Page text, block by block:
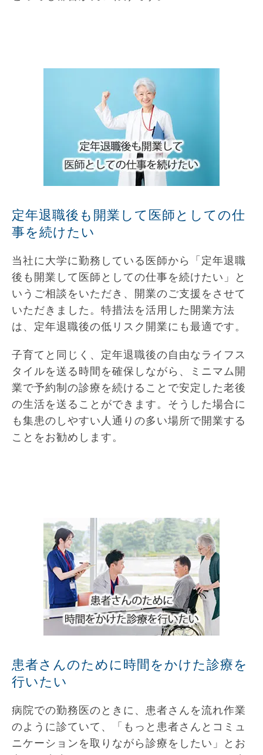
定年退職後も開業して医師としての仕
事を続けたい
当社に大学に勤務している医師から「定年退職
後も開業して医師としての仕事を続けたい」と
いうご相談をいただき、開業のご支援をさせて
いただきました。特措法を活用した開業方法
は、定年退職後の低リスク開業にも最適です。
子育てと同じく、定年退職後の自由なライフス
タイルを送る時間を確保しながら、ミニマム開
業で予約制の診療を続けることで安定した老後
の生活を送ることができます。そうした場合に
も集患のしやすい人通りの多い場所で開業する
ことをお勧めします。
患者さんのために時間をかけた診療を
行いたい
病院での勤務医のときに、患者さんを流れ作業
のように診ていて、「もっと患者さんとコミュ
ニケーションを取りながら診療をしたい」とお